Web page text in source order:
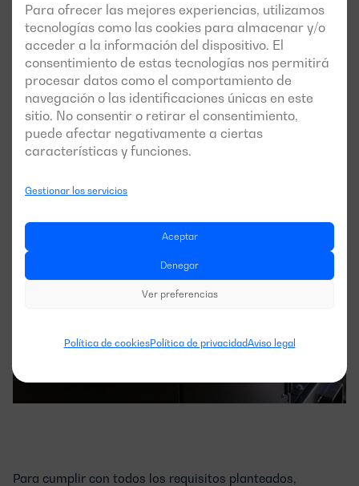
Para ofrecer las mejores experiencias, utilizamos
tecnologías como las cookies para almacenar y/o
acceder a la información del dispositivo. El
consentimiento de estas tecnologías nos permitirá
procesar datos como el comportamiento de
navegación o las identificaciones únicas en este
sitio. No consentir o retirar el consentimiento,
puede afectar negativamente a ciertas
características y funciones.
Gestionar los servicios
Aceptar
Denegar
Ver preferencias
Política de cookiesPolítica de privacidadAviso legal
Para cumplir con todos los requisitos planteados,